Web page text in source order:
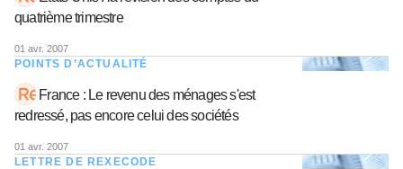
quatrième trimestre
01 avr. 2007
POINTS D’ACTUALITÉ
France : Le revenu des ménages s'est
redressé, pas encore celui des sociétés
01 avr. 2007
LETTRE DE REXECODE